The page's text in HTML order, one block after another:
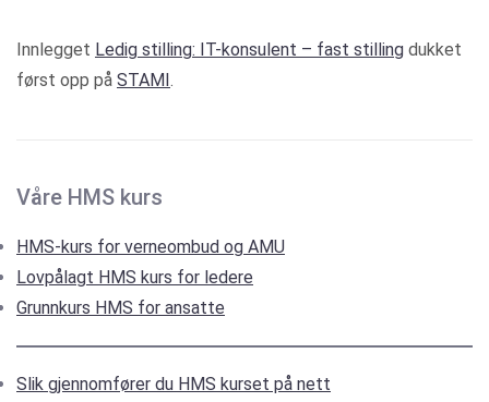
Innlegget Ledig stilling: IT-konsulent – fast stilling dukket
først opp på STAMI.
Våre HMS kurs
HMS-kurs for verneombud og AMU
Lovpålagt HMS kurs for ledere
Grunnkurs HMS for ansatte
Slik gjennomfører du HMS kurset på nett